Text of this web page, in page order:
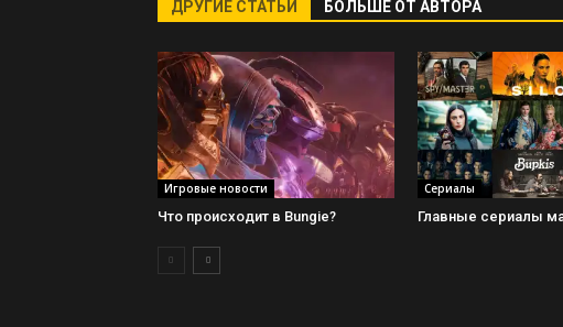
ДРУГИЕ СТАТЬИ БОЛЬШЕ ОТ АВТОРА
Игровые новости
Что происходит в Bungie?
Сериалы
Главные сериалы